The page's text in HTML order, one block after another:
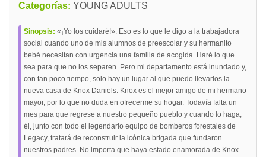
Categorías: YOUNG ADULTS
Sinopsis: «¡Yo los cuidaré!». Eso es lo que le digo a la trabajadora
social cuando uno de mis alumnos de preescolar y su hermanito
bebé necesitan con urgencia una familia de acogida. Haré lo que
sea para que no los separen. Pero mi departamento está inundado y,
con tan poco tiempo, solo hay un lugar al que puedo llevarlos la
nueva casa de Knox Daniels. Knox es el mejor amigo de mi hermano
mayor, por lo que no duda en ofrecerme su hogar. Todavía falta un
mes para que regrese a nuestro pequeño pueblo y cuando lo haga,
él, junto con todo el legendario equipo de bomberos forestales de
Legacy, tratará de reconstruir la icónica brigada que fundaron
nuestros padres. No importa que haya estado enamorada de Knox